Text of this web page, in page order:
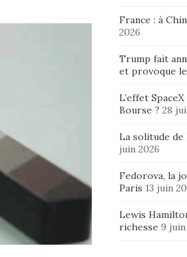
France : à
2026
Trump fait
et provoque
L’effet
Bourse ? 28
La solitude de
juin 2026
Fedorova, la
Paris 13 juin
Lewis
richesse 9 juin